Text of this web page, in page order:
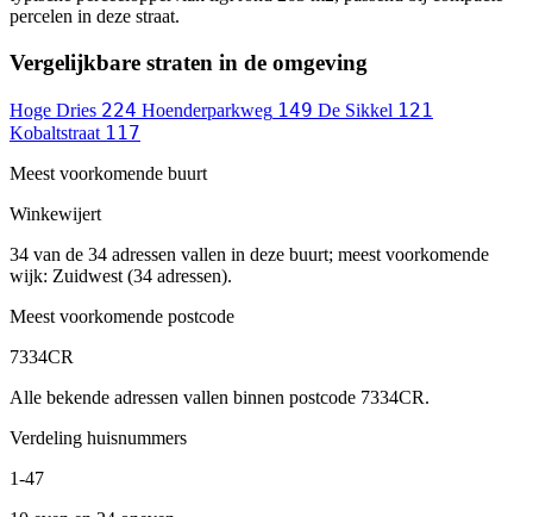
percelen in deze straat.
Vergelijkbare straten in de omgeving
Hoge Dries 224 Hoenderparkweg 149 De Sikkel 121
Kobaltstraat 117
Meest voorkomende buurt
Winkewijert
34 van de 34 adressen vallen in deze buurt; meest voorkomende
wijk: Zuidwest (34 adressen).
Meest voorkomende postcode
7334CR
Alle bekende adressen vallen binnen postcode 7334CR.
Verdeling huisnummers
1-47